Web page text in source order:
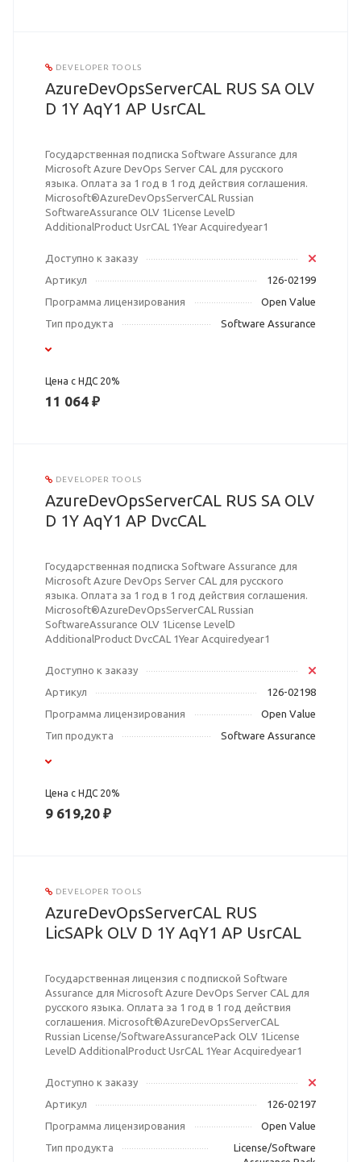
DEVELOPER TOOLS
AzureDevOpsServerCAL RUS SA OLV
D 1Y AqY1 AP UsrCAL
Государственная подписка Software Assurance для
Microsoft Azure DevOps Server CAL для русского
языка. Оплата за 1 год в 1 год действия соглашения.
Microsoft®AzureDevOpsServerCAL Russian
SoftwareAssurance OLV 1License LevelD
AdditionalProduct UsrCAL 1Year Acquiredyear1
Доступно к заказу
Артикул
126-02199
Программа лицензирования
Open Value
Тип продукта
Software Assurance
Цена с НДС 20%
11 064 ₽
DEVELOPER TOOLS
AzureDevOpsServerCAL RUS SA OLV
D 1Y AqY1 AP DvcCAL
Государственная подписка Software Assurance для
Microsoft Azure DevOps Server CAL для русского
языка. Оплата за 1 год в 1 год действия соглашения.
Microsoft®AzureDevOpsServerCAL Russian
SoftwareAssurance OLV 1License LevelD
AdditionalProduct DvcCAL 1Year Acquiredyear1
Доступно к заказу
Артикул
126-02198
Программа лицензирования
Open Value
Тип продукта
Software Assurance
Цена с НДС 20%
9 619,20 ₽
DEVELOPER TOOLS
AzureDevOpsServerCAL RUS
LicSAPk OLV D 1Y AqY1 AP UsrCAL
Государственная лицензия с подпиской Software
Assurance для Microsoft Azure DevOps Server CAL для
русского языка. Оплата за 1 год в 1 год действия
соглашения. Microsoft®AzureDevOpsServerCAL
Russian License/SoftwareAssurancePack OLV 1License
LevelD AdditionalProduct UsrCAL 1Year Acquiredyear1
Доступно к заказу
Артикул
126-02197
Программа лицензирования
Open Value
Тип продукта
License/Software